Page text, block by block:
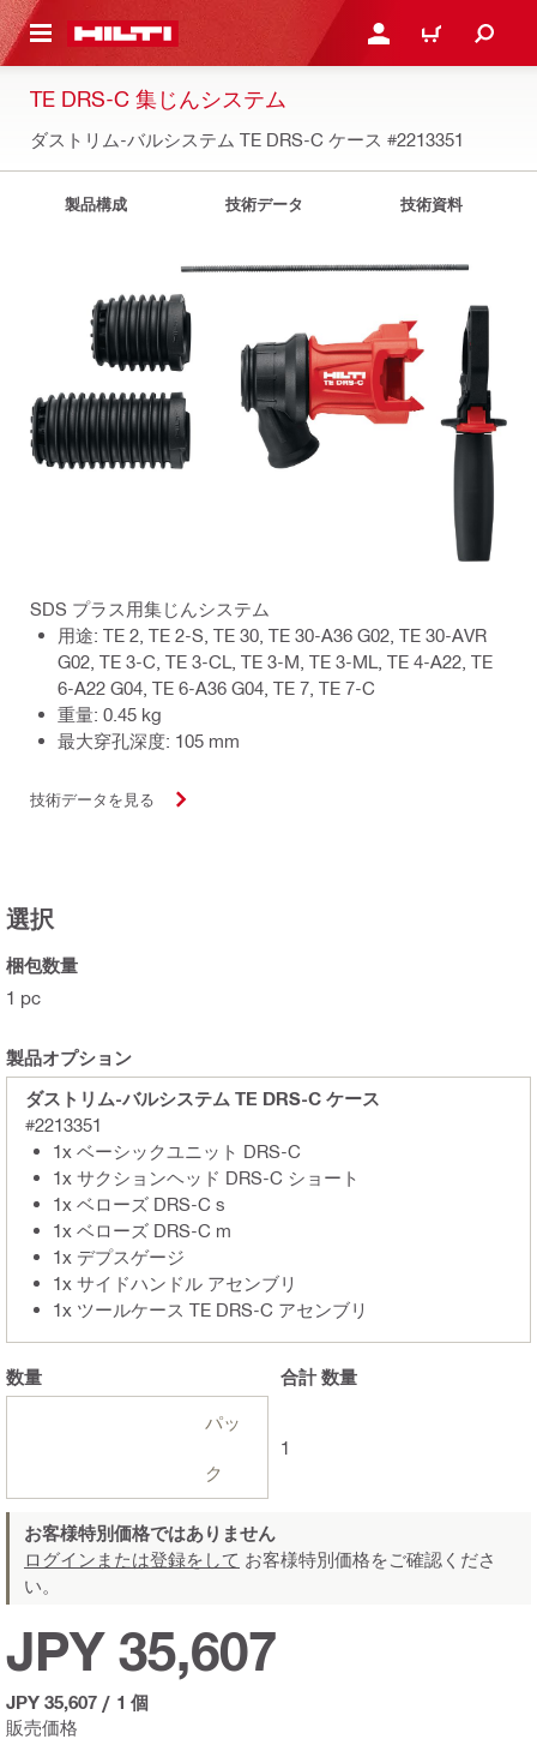
内容を表示 ログイン・新規オンライ
カート
TE DRS-C 集じんシステム
ダストリム-バルシステム TE DRS-C ケース #2213351
製品構成 技術データ 技術資料
SDS プラス用集じんシステム
用途: TE 2, TE 2-S, TE 30, TE 30-A36 G02, TE 30-AVR
G02, TE 3-C, TE 3-CL, TE 3-M, TE 3-ML, TE 4-A22, TE
6-A22 G04, TE 6-A36 G04, TE 7, TE 7-C
重量: 0.45 kg
最大穿孔深度: 105 mm
技術データを見る
選択
梱包数量
1 pc
製品オプション
ダストリム-バルシステム TE DRS-C ケース
#2213351
1x ベーシックユニット DRS-C
1x サクションヘッド DRS-C ショート
1x ベローズ DRS-C s
1x ベローズ DRS-C m
1x デプスゲージ
1x サイドハンドル アセンブリ
1x ツールケース TE DRS-C アセンブリ
数量
パッ
ク
合計数量
1
お客様特別価格ではありません
ログインまたは登録をして お客様特別価格をご確認くださ
い。
販売価格
JPY 35,607
JPY 35,607 / 1 個